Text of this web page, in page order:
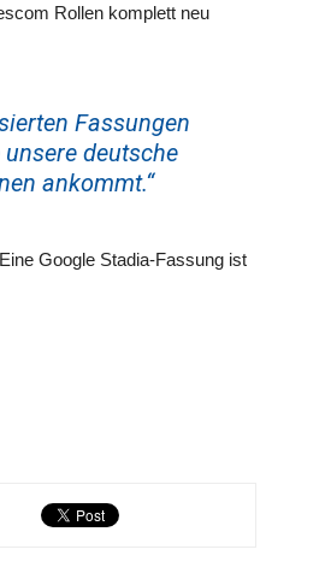
Rollen komplett neu
Fassungen
deutsche
ankommt.“
Google Stadia-Fassung ist